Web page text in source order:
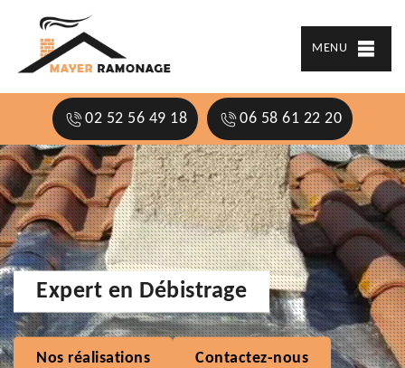
MENU
02 52 56 49 18 06 58 61 22 20
Expert en Débistrage
Nos réalisations Contactez-nous